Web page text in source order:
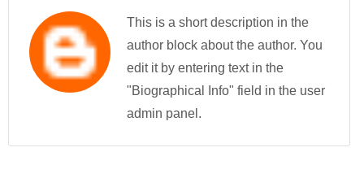
This is a short description in the
author block about the author. You
edit it by entering text in the
"Biographical Info" field in the user
admin panel.